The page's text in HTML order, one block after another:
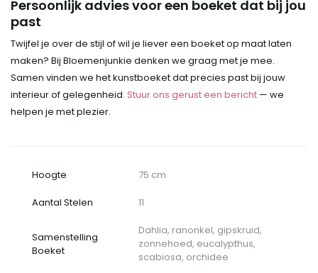
Persoonlijk advies voor een boeket dat bij jou
past
Twijfel je over de stijl of wil je liever een boeket op maat laten
maken? Bij Bloemenjunkie denken we graag met je mee.
Samen vinden we het kunstboeket dat precies past bij jouw
interieur of gelegenheid. Stuur ons gerust een bericht — we
helpen je met plezier.
Hoogte 75 cm
Aantal Stelen 11
Samenstelling
Boeket
Dahlia, ranonkel, gipskruid,
zonnehoed, eucalypthus,
scabiosa, orchidee